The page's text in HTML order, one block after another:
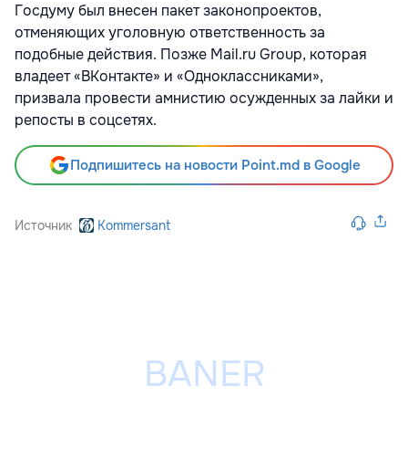
Госдуму был внесен пакет законопроектов,
отменяющих уголовную ответственность за
подобные действия. Позже Mail.ru Group, которая
владеет «ВКонтакте» и «Одноклассниками»,
призвала провести амнистию осужденных за лайки и
репосты в соцсетях.
Подпишитесь на новости Point.md в Google
Источник Kommersant